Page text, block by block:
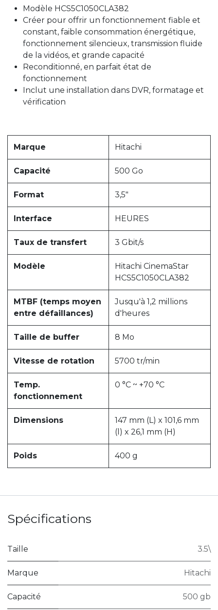
Modèle HCS5C1050CLA382
Créer pour offrir un fonctionnement fiable et
constant, faible consommation énergétique,
fonctionnement silencieux, transmission fluide
de la vidéos, et grande capacité
Reconditionné, en parfait état de
fonctionnement
Inclut une installation dans DVR, formatage et
vérification
Marque Hitachi
Capacité 500 Go
Format 3,5"
Interface HEURES
Taux de transfert 3 Gbit/s
Modèle
Hitachi CinemaStar
HCS5C1050CLA382
MTBF (temps moyen
entre défaillances)
Jusqu'à 1,2 millions
d'heures
Taille de buffer 8 Mo
Vitesse de rotation 5700 tr/min
Temp.
fonctionnement
0 °C ~ +70 °C
Dimensions
147 mm (L) x 101,6 mm
(l) x 26,1 mm (H)
Poids 400 g
Spécifications
Taille 3.5\
Marque Hitachi
Capacité 500 gb